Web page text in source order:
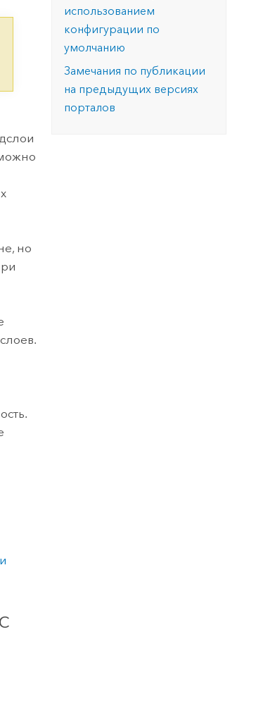
Изучить ArcGIS Pro
данных, а также для получения
результатов, позволяющих решать
сложные задачи.
Изучить этот курс
позволили провести критически важные
спасательные операции.
Прочитать статью
но
использованием
конфигурации по
умолчанию
Замечания по публикации
на предыдущих версиях
порталов